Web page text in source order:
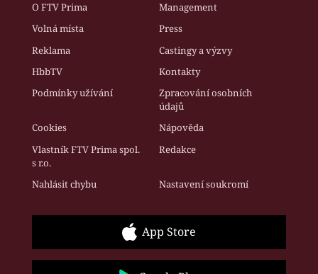
O FTV Prima
Management
Volná místa
Press
Reklama
Castingy a výzvy
HbbTV
Kontakty
Podmínky užívání
Zpracování osobních
údajů
Cookies
Nápověda
Vlastník FTV Prima spol.
s r.o.
Redakce
Nahlásit chybu Nastavení soukromí
App Store